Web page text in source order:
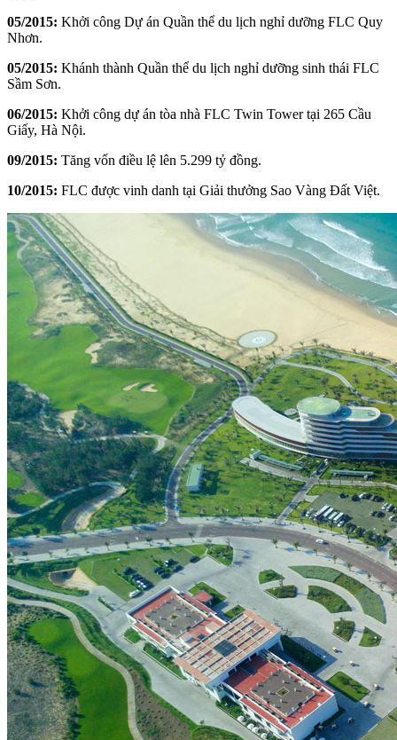
05/2015: Khởi công Dự án Quần thể du lịch nghỉ dưỡng FLC Quy
Nhơn.
05/2015: Khánh thành Quần thể du lịch nghỉ dưỡng sinh thái FLC
Sầm Sơn.
06/2015: Khởi công dự án tòa nhà FLC Twin Tower tại 265 Cầu
Giấy, Hà Nội.
09/2015: Tăng vốn điều lệ lên 5.299 tỷ đồng.
10/2015: FLC được vinh danh tại Giải thưởng Sao Vàng Đất Việt.